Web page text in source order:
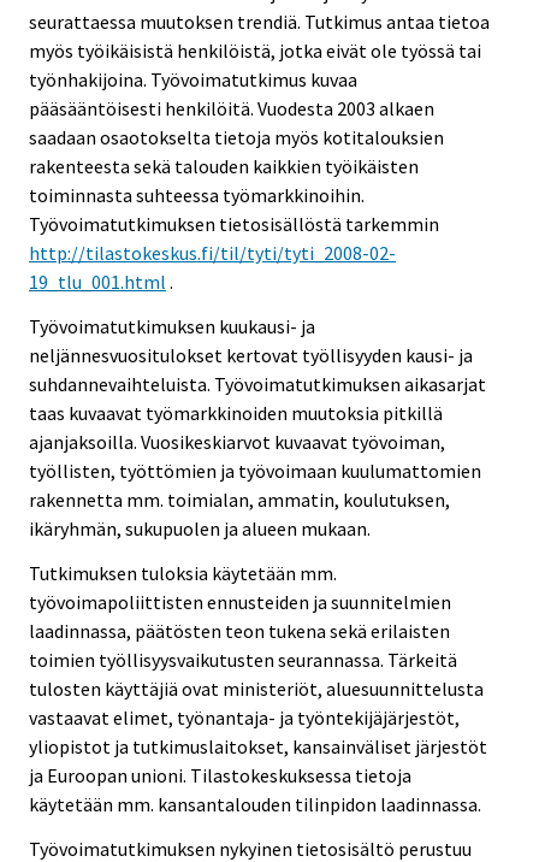
seurattaessa muutoksen trendiä. Tutkimus antaa tietoa
myös työikäisistä henkilöistä, jotka eivät ole työssä tai
työnhakijoina. Työvoimatutkimus kuvaa
pääsääntöisesti henkilöitä. Vuodesta 2003 alkaen
saadaan osaotokselta tietoja myös kotitalouksien
rakenteesta sekä talouden kaikkien työikäisten
toiminnasta suhteessa työmarkkinoihin.
Työvoimatutkimuksen tietosisällöstä tarkemmin
http://tilastokeskus.fi/til/tyti/tyti_2008-02-
19_tlu_001.html .
Työvoimatutkimuksen kuukausi- ja
neljännesvuositulokset kertovat työllisyyden kausi- ja
suhdannevaihteluista. Työvoimatutkimuksen aikasarjat
taas kuvaavat työmarkkinoiden muutoksia pitkillä
ajanjaksoilla. Vuosikeskiarvot kuvaavat työvoiman,
työllisten, työttömien ja työvoimaan kuulumattomien
rakennetta mm. toimialan, ammatin, koulutuksen,
ikäryhmän, sukupuolen ja alueen mukaan.
Tutkimuksen tuloksia käytetään mm.
työvoimapoliittisten ennusteiden ja suunnitelmien
laadinnassa, päätösten teon tukena sekä erilaisten
toimien työllisyysvaikutusten seurannassa. Tärkeitä
tulosten käyttäjiä ovat ministeriöt, aluesuunnittelusta
vastaavat elimet, työnantaja- ja työntekijäjärjestöt,
yliopistot ja tutkimuslaitokset, kansainväliset järjestöt
ja Euroopan unioni. Tilastokeskuksessa tietoja
käytetään mm. kansantalouden tilinpidon laadinnassa.
Työvoimatutkimuksen nykyinen tietosisältö perustuu